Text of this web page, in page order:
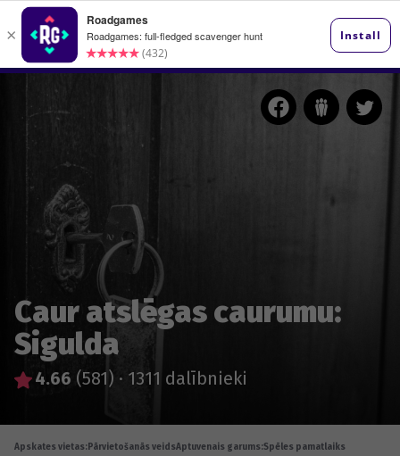
Caur atslēgas caurumu:
Sigulda
4.66 (581) · 1311 dalībnieki
Apskates vietas: Pārvietošanās veidsAptuvenais garums:Spēles pamatlaiks